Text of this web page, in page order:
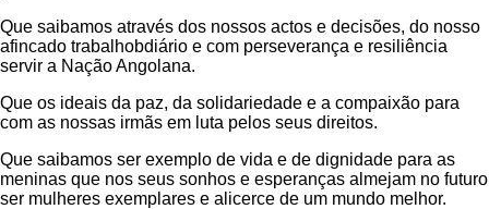
Que saibamos através dos nossos actos e decisões, do nosso
afincado trabalhobdiário e com perseverança e resiliência
servir a Nação Angolana.
Que os ideais da paz, da solidariedade e a compaixão para
com as nossas irmãs em luta pelos seus direitos.
Que saibamos ser exemplo de vida e de dignidade para as
meninas que nos seus sonhos e esperanças almejam no futuro
ser mulheres exemplares e alicerce de um mundo melhor.